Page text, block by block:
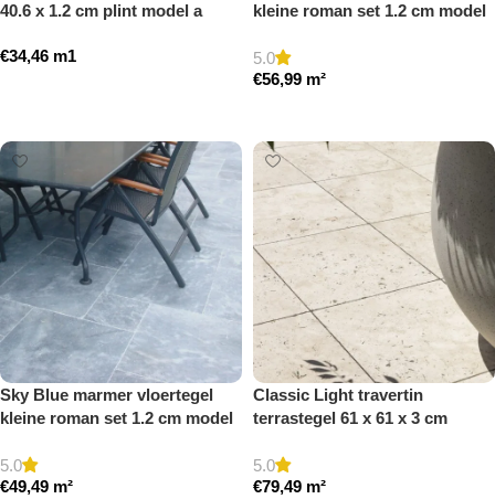
40.6 x 1.2 cm plint model a
€34,46 m1
kleine roman set 1.2 cm model
5.0
€56,99 m²
Sky Blue marmer vloertegel
kleine roman set 1.2 cm model
5.0
€49,49 m²
Classic Light travertin
terrastegel 61 x 61 x 3 cm
5.0
€79,49 m²